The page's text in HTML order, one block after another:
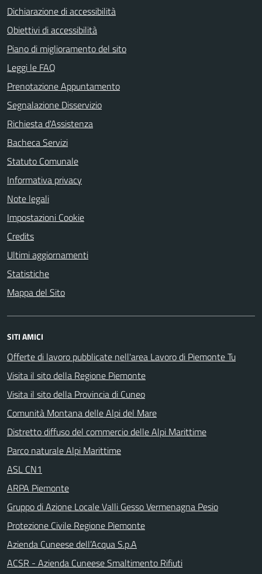
Dichiarazione di accessibilità
Obiettivi di accessibilità
Piano di miglioramento del sito
Leggi le FAQ
Prenotazione Appuntamento
Segnalazione Disservizio
Richiesta d'Assistenza
Bacheca Servizi
Statuto Comunale
Informativa privacy
Note legali
Impostazioni Cookie
Credits
Ultimi aggiornamenti
Statistiche
Mappa del Sito
SITI AMICI
Offerte di lavoro pubblicate nell'area Lavoro di Piemonte Tu
Visita il sito della Regione Piemonte
Visita il sito della Provincia di Cuneo
Comunità Montana delle Alpi del Mare
Distretto diffuso del commercio delle Alpi Marittime
Parco naturale Alpi Marittime
ASL CN1
ARPA Piemonte
Gruppo di Azione Locale Valli Gesso Vermenagna Pesio
Protezione Civile Regione Piemonte
Azienda Cuneese dell’Acqua S.p.A
ACSR - Azienda Cuneese Smaltimento Rifiuti